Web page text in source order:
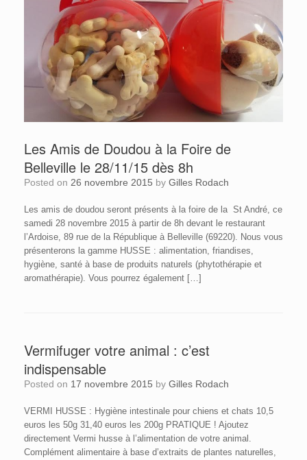
Les Amis de Doudou à la Foire de
Belleville le 28/11/15 dès 8h
Posted on 26 novembre 2015 by Gilles Rodach
Les amis de doudou seront présents à la foire de la St André, ce
samedi 28 novembre 2015 à partir de 8h devant le restaurant
l’Ardoise, 89 rue de la République à Belleville (69220). Nous vous
présenterons la gamme HUSSE : alimentation, friandises,
hygiène, santé à base de produits naturels (phytothérapie et
aromathérapie). Vous pourrez également […]
Vermifuger votre animal : c’est
indispensable
Posted on 17 novembre 2015 by Gilles Rodach
VERMI HUSSE : Hygiène intestinale pour chiens et chats 10,5
euros les 50g 31,40 euros les 200g PRATIQUE ! Ajoutez
directement Vermi husse à l’alimentation de votre animal.
Complément alimentaire à base d’extraits de plantes naturelles,